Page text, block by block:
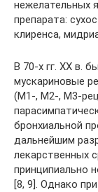
нежелательных
препарата:
клиренса,
В 70-х гг. XX в.
мускариновые
(М1-, М2-, М3-
бронхиальной
дальнейшим
лекарственных
принципиально
[8, 9]. Однако